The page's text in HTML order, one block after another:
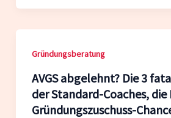
Gründungsberatung
AVGS abgelehnt? Die 3
der Standard-Coaches, die
Gründungszuschuss-